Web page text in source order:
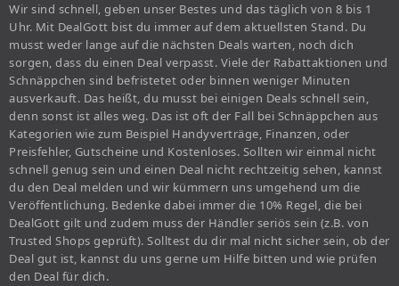
Wir sind schnell, geben unser Bestes und das täglich von 8 bis 1
Uhr. Mit DealGott bist du immer auf dem aktuellsten Stand. Du
musst weder lange auf die nächsten Deals warten, noch dich
sorgen, dass du einen Deal verpasst. Viele der Rabattaktionen und
Schnäppchen sind befristetet oder binnen weniger Minuten
ausverkauft. Das heißt, du musst bei einigen Deals schnell sein,
denn sonst ist alles weg. Das ist oft der Fall bei Schnäppchen aus
Kategorien wie zum Beispiel Handyverträge, Finanzen, oder
Preisfehler, Gutscheine und Kostenloses. Sollten wir einmal nicht
schnell genug sein und einen Deal nicht rechtzeitig sehen, kannst
du den Deal melden und wir kümmern uns umgehend um die
Veröffentlichung. Bedenke dabei immer die 10% Regel, die bei
DealGott gilt und zudem muss der Händler seriös sein (z.B. von
Trusted Shops geprüft). Solltest du dir mal nicht sicher sein, ob der
Deal gut ist, kannst du uns gerne um Hilfe bitten und wie prüfen
den Deal für dich.